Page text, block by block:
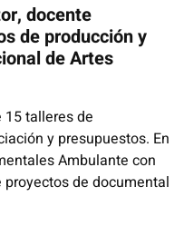
docente
de producción y
de Artes
talleres de
y presupuestos. En
Ambulante con
de documental